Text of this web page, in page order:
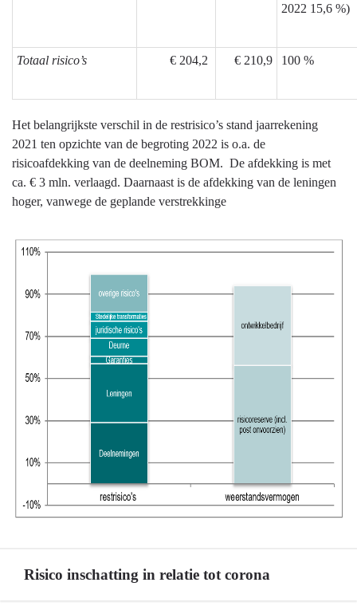
2022 15,6 %)
Totaal risico’s € 204,2 € 210,9 100 %
Het belangrijkste verschil in de restrisico’s stand jaarrekening
2021 ten opzichte van de begroting 2022 is o.a. de
risicoafdekking van de deelneming BOM. De afdekking is met
ca. € 3 mln. verlaagd. Daarnaast is de afdekking van de leningen
hoger, vanwege de geplande verstrekkinge
Risico inschatting in relatie tot corona